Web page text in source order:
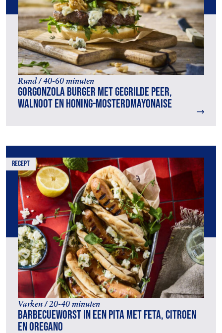
Rund / 40-60 minuten
Gorgonzola burger met gegrilde peer,
walnoot en honing-mosterdmayonaise
recept
Varken / 20-40 minuten
Barbecueworst in een pita met feta, citroen
en oregano